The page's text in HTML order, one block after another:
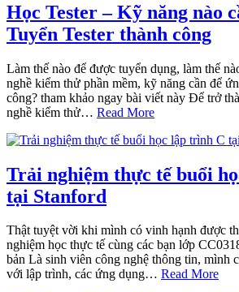
Học Tester – Kỹ năng nào
Tuyển Tester thành công
Làm thế nào để được tuyển dụng, làm thế
nghề kiểm thử phần mềm, kỹ năng cần để
công? tham khảo ngay bài viết này Để trở
nghề kiểm thử… Read More
Trải nghiệm thực tế buổi
tại Stanford
Thật tuyệt vời khi mình có vinh hạnh được
nghiệm học thực tế cùng các bạn lớp
bản Là sinh viên công nghệ thông tin, mình
với lập trình, các ứng dụng… Read More